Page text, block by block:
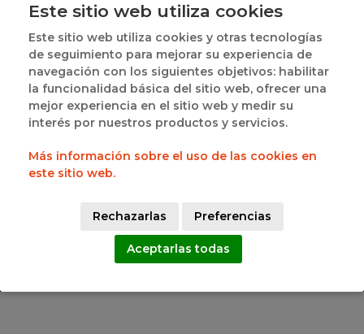
Plaza de México, 1
(junto a Polideportivo Pisuerga)
47014 Valladolid
983 395 731
Horario
Lunes a Viernes 9:00h a 15:00h
Lunes a Jueves 17:00h a 19:00h
Copyright Federación de Baloncesto Castilla y León 2025
Aviso legal
Este sitio web utiliza cookies
Este sitio web utiliza cookies y otras tecnologías
de seguimiento para mejorar su experiencia de
navegación con los siguientes objetivos: habilitar
la funcionalidad básica del sitio web, ofrecer una
mejor experiencia en el sitio web y medir su
interés por nuestros productos y servicios.
Más información sobre el uso de las cookies en
este sitio web.
Rechazarlas Preferencias
Aceptarlas todas